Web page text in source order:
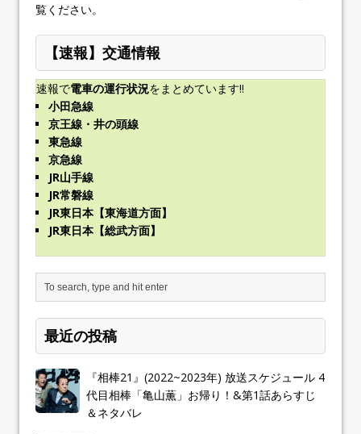
覧ください。
【速報】交通情報
速報で電車の運行状況をまとめています!!
小田急線
京王線・井の頭線
東急線
京急線
JR山手線
JR常磐線
JR東日本【東海道方面】
JR東日本【総武方面】
最近の投稿
『相棒21』(2022~2023年) 放送スケジュール 4
代目相棒「亀山薫」お帰り！&第1話あらすじ
＆ネタバレ